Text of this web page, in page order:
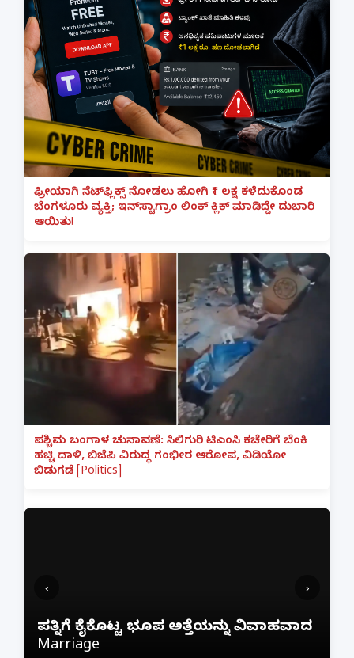
ಫ್ರೀಯಾಗಿ ನೆಟ್‌ಫ್ಲಿಕ್ಸ್ ನೋಡಲು ಹೋಗಿ ₹1 ಲಕ್ಷ ಕಳೆದುಕೊಂಡ
ಬೆಂಗಳೂರು ವ್ಯಕ್ತಿ; ಇನ್‌ಸ್ಟಾಗ್ರಾಂ ಲಿಂಕ್ ಕ್ಲಿಕ್ ಮಾಡಿದ್ದೇ ದುಬಾರಿ
ಆಯಿತು!
ಪಶ್ಚಿಮ ಬಂಗಾಳ ಚುನಾವಣೆ: ಸಿಲಿಗುರಿ ಟಿಎಂಸಿ ಕಚೇರಿಗೆ ಬೆಂಕಿ
ಹಚ್ಚಿ ದಾಳಿ, ಬಿಜೆಪಿ ವಿರುದ್ಧ ಗಂಭೀರ ಆರೋಪ, ವಿಡಿಯೋ
ಬಿಡುಗಡೆ [Politics]
ಕಳೆದುಕೊಂಡ ಬೆಂಗಳೂರು ವ್ಯಕ್ತಿ; ಇನ್‌ಸ್ಟಾಗ್ರಾಂ
ಲಿಂಕ್ ಕ್ಲಿಕ್ ಮಾಡಿದ್ದೇ ದುಬಾರಿ ಆಯಿತು!
‹ ›